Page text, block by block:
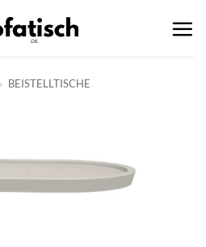
BEISTELLTISCHE